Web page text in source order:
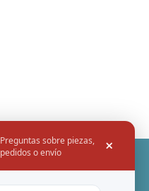
Preguntas sobre piezas,
pedidos o envío
×